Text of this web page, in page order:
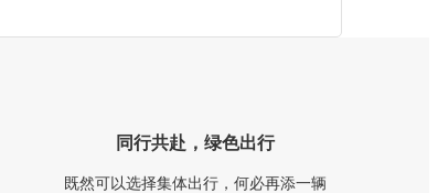
同行共赴，绿色出行
既然可以选择集体出行，何必再添一辆